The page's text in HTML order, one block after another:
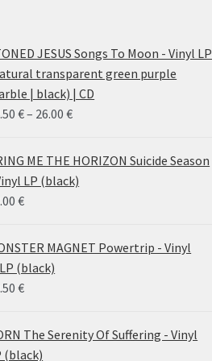
JESUS Songs To Moon - Vinyl LP
transparent green purple
| black) | CD
€– 26.00€Price
14.50 €
through
ME THE HORIZON Suicide Season
LP (black)
€
MAGNET Powertrip - Vinyl
(black)
€
The Serenity Of Suffering - Vinyl
(black)